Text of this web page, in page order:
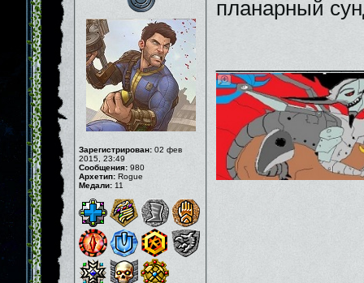
Зарегистрирован: 02 фев
2015, 23:49
Сообщения: 980
Архетип: Rogue
Медали: 11
планарный